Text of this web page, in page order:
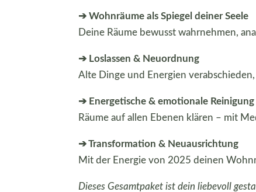
➔ Wohnräume als Spiegel deiner Seele
Deine Räume bewusst wahrnehmen,
➔ Loslassen & Neuordnung
Alte Dinge und Energien
➔ Energetische & emotionale Reinigung
Räume auf allen Ebenen klären – mit
➔ Transformation & Neuausrichtung
Mit der Energie von 2025 deinen
Dieses Gesamtpaket ist dein liebevoll